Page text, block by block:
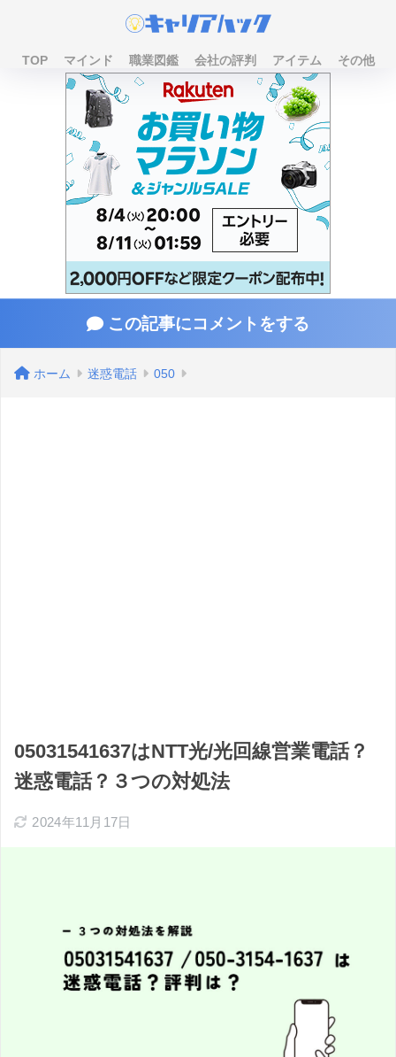
TOP マインド 職業図鑑 会社の評判 アイテム その他
この記事にコメントをする
ホーム 迷惑電話 050
05031541637はNTT光/光回線営業電話？
迷惑電話？３つの対処法
2024年11月17日